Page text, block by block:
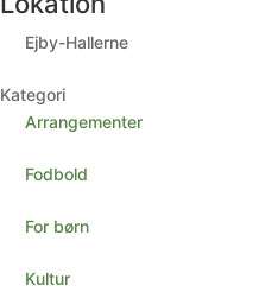
Ejby-Hallerne
Kategori
Arrangementer
Fodbold
For børn
Kultur